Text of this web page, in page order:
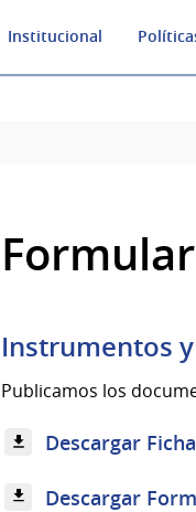
Institucional
Instrumentos
Publicamos los
Descargar
Descargar